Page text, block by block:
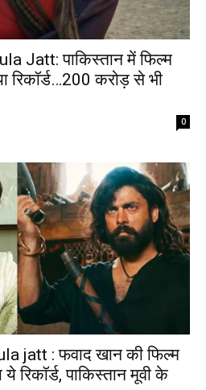
Jatt: पाकिस्तान में फिल्म
रिकॉर्ड…200 करोड़ से भी
0
jatt : फवाद खान की फिल्म
रिकॉर्ड, पाकिस्तान मूवी के